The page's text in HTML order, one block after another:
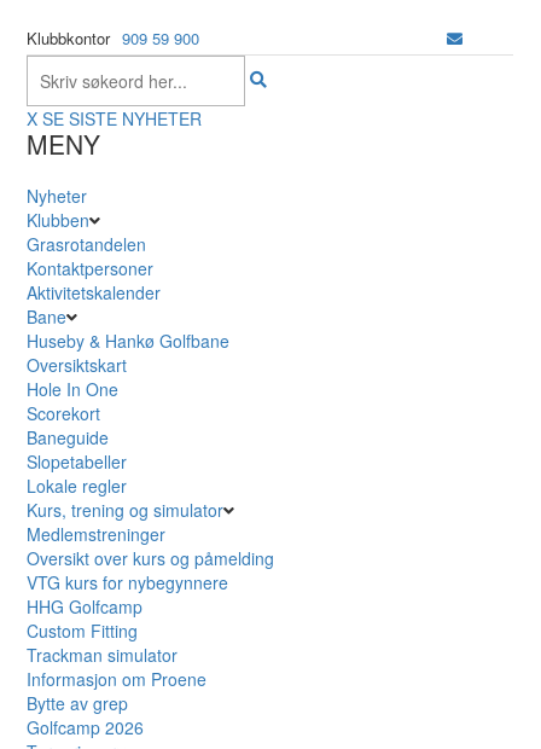
Klubbkontor 909 59 900
X SE SISTE NYHETER
MENY
Nyheter
Klubben
Grasrotandelen
Kontaktpersoner
Aktivitetskalender
Bane
Huseby & Hankø Golfbane
Oversiktskart
Hole In One
Scorekort
Baneguide
Slopetabeller
Lokale regler
Kurs, trening og simulator
Medlemstreninger
Oversikt over kurs og påmelding
VTG kurs for nybegynnere
HHG Golfcamp
Custom Fitting
Trackman simulator
Informasjon om Proene
Bytte av grep
Golfcamp 2026